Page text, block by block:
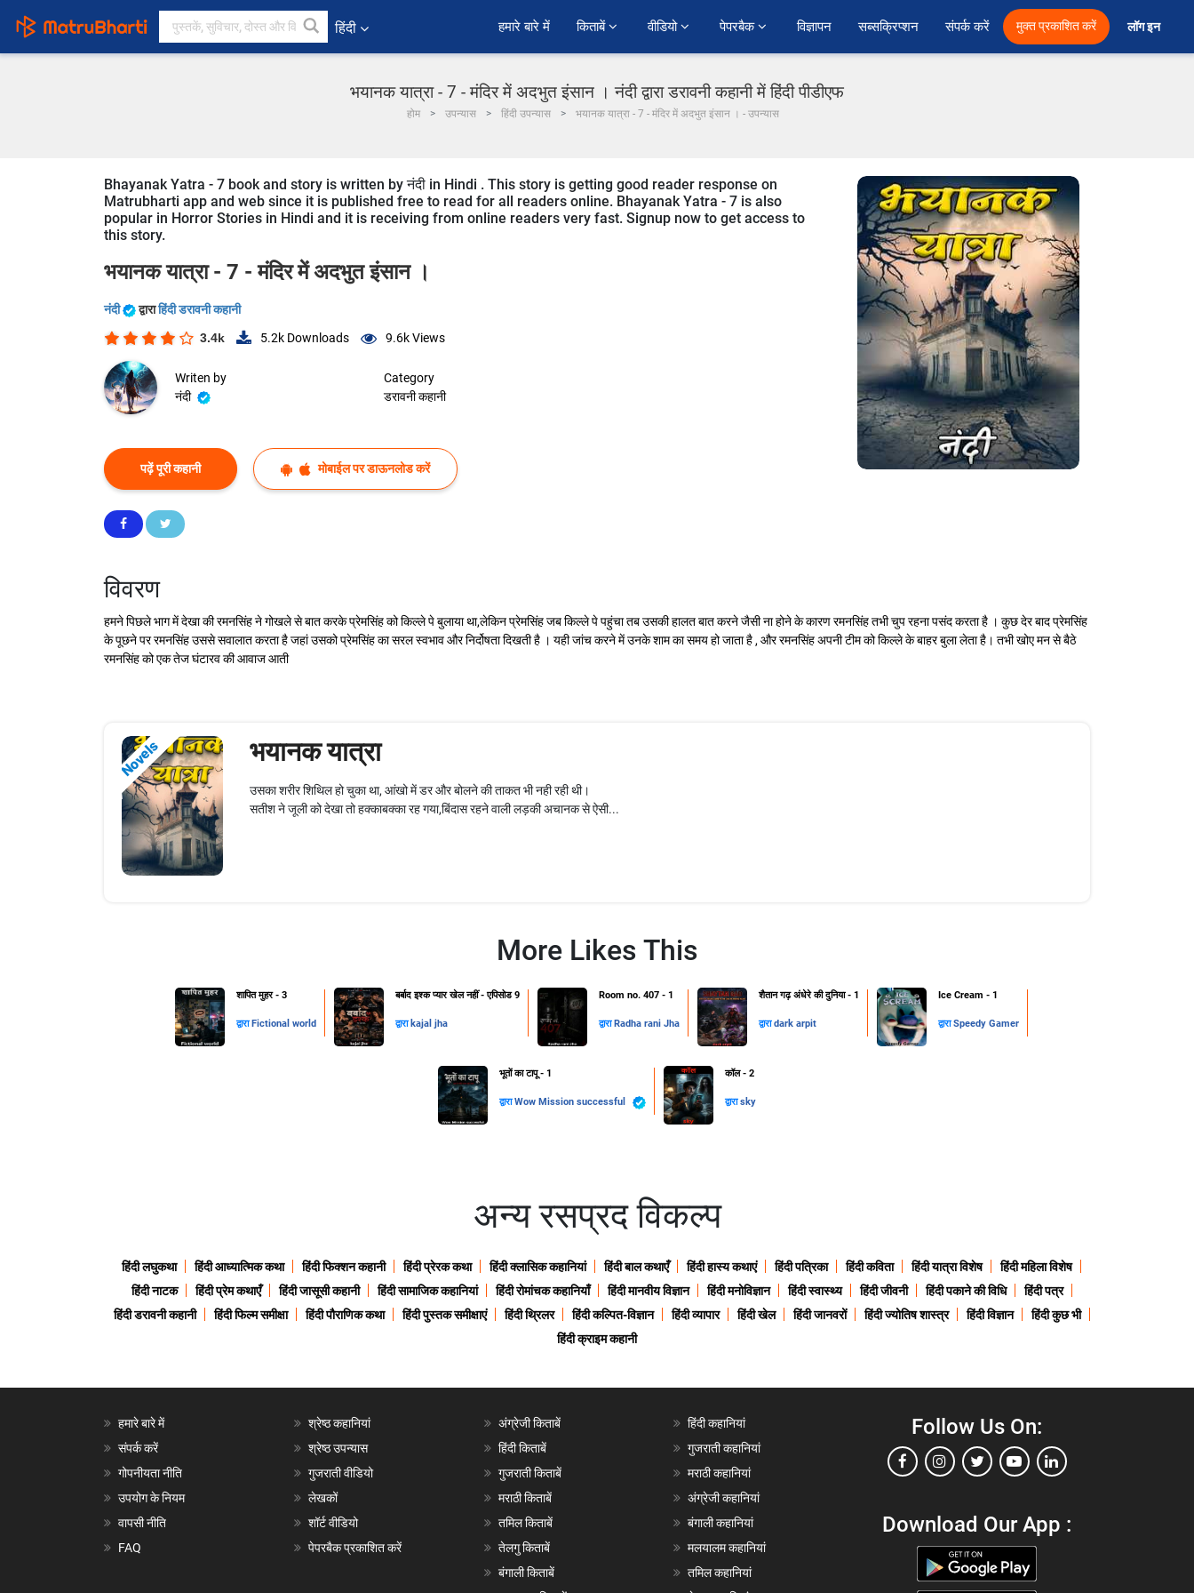
हिंदी हमारे बारे में किताबें वीडियो पेपरबैक विज्ञापन सब्सक्रिप्शन संपर्क करें मुक्त प्रकाशित करें लॉग इन
भयानक यात्रा - 7 - मंदिर में अदभुत इंसान । नंदी द्वारा डरावनी कहानी में हिंदी पीडीएफ
होम उपन्यास हिंदी उपन्यास भयानक यात्रा - 7 - मंदिर में अदभुत इंसान । - उपन्यास
Bhayanak Yatra - 7 book and story is written by नंदी in Hindi . This story is getting good reader response on
Matrubharti app and web since it is published free to read for all readers online. Bhayanak Yatra - 7 is also
popular in Horror Stories in Hindi and it is receiving from online readers very fast. Signup now to get access to
this story.
भयानक यात्रा - 7 - मंदिर में अदभुत इंसान ।
नंदी द्वाराहिंदी डरावनी कहानी
3.4k 5.2k Downloads 9.6kViews
Writen by
नंदी
Category
डरावनी कहानी
पढ़ें पूरी कहानी मोबाईल पर डाऊनलोड करें
विवरण
हमने पिछले भाग में देखा की रमनसिंह ने गोखले से बात करके प्रेमसिंह को किल्ले पे बुलाया था,लेकिन प्रेमसिंह जब किल्ले पे पहुंचा तब उसकी हालत बात करने जैसी ना होने के कारण रमनसिंह तभी चुप रहना पसंद करता है । कुछ देर बाद प्रेमसिंह
के पूछने पर रमनसिंह उससे सवालात करता है जहां उसको प्रेमसिंह का सरल स्वभाव और निर्दोषता दिखती है । यही जांच करने में उनके शाम का समय हो जाता है , और रमनसिंह अपनी टीम को किल्ले के बाहर बुला लेता है। तभी खोए मन से बैठे
रमनसिंह को एक तेज घंटारव की आवाज आती
Novels भयानक यात्रा
उसका शरीर शिथिल हो चुका था, आंखो में डर और बोलने की ताकत भी नही रही थी।
सतीश ने जूली को देखा तो हक्काबक्का रह गया,बिंदास रहने वाली लड़की अचानक से ऐसी...
More Likes This
शापित मुहर - 3
द्वारा Fictional world
बर्बाद इश्क प्यार खेल नहीं - एपिसोड 9
द्वारा kajal jha
Room no. 407 - 1
द्वारा Radha rani Jha
शैतान गढ़ अंधेरे की दुनिया - 1
द्वाराdark arpit
Ice Cream - 1
द्वाराSpeedy Gamer
भूतों का टापू - 1
द्वाराWow Mission successful
कॉल - 2
द्वाराsky
अन्य रसप्रद विकल्प
हिंदी लघुकथा हिंदी आध्यात्मिक कथा हिंदी फिक्शन कहानी हिंदी प्रेरक कथा हिंदी क्लासिक कहानियां हिंदी बाल कथाएँ हिंदी हास्य कथाएं हिंदी पत्रिका हिंदी कविता हिंदी यात्रा विशेष
हिंदी महिला विशेष
हिंदी नाटक
हिंदी प्रेम कथाएँ हिंदी जासूसी कहानी हिंदी सामाजिक कहानियां हिंदी रोमांचक कहानियाँ हिंदी मानवीय विज्ञान हिंदी मनोविज्ञान हिंदी स्वास्थ्य हिंदी जीवनी हिंदी पकाने की विधि
हिंदी पत्र
हिंदी डरावनी कहानी
हिंदी फिल्म समीक्षा हिंदी पौराणिक कथा हिंदी पुस्तक समीक्षाएं हिंदी थ्रिलर हिंदी कल्पित-विज्ञान हिंदी व्यापार हिंदी खेल हिंदी जानवरों हिंदी ज्योतिष शास्त्र हिंदी विज्ञान
हिंदी कुछ भी
हिंदी क्राइम कहानी
हमारे बारे में
संपर्क करें
गोपनीयता नीति
उपयोग के नियम
वापसी नीति
FAQ
श्रेष्ठ कहानियां
श्रेष्ठ उपन्यास
गुजराती वीडियो
लेखकों
शॉर्ट वीडियो
पेपरबैक प्रकाशित करें
अंग्रेजी किताबें
हिंदी किताबें
गुजराती किताबें
मराठी किताबें
तमिल किताबें
तेलगु किताबें
बंगाली किताबें
हिंदी कहानियां
गुजराती कहानियां
मराठी कहानियां
अंग्रेजी कहानियां
बंगाली कहानियां
मलयालम कहानियां
तमिल कहानियां
Follow Us On:
Download Our App :